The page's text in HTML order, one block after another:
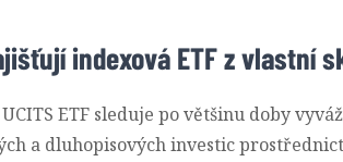
indexová ETF z vlastní
ETF sleduje po většinu doby
a dluhopisových investic